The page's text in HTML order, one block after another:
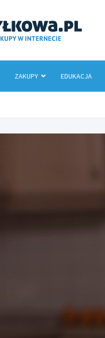
ZAKUPY EDUKACJA